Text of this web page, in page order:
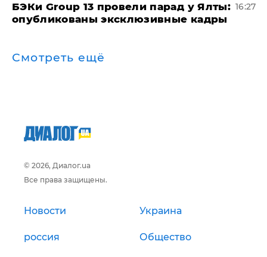
​БЭКи Group 13 провели парад у Ялты:
опубликованы эксклюзивные кадры
16:27
Смотреть ещё
© 2026, Диалог.ua
Все права защищены.
Новости Украина
россия Общество